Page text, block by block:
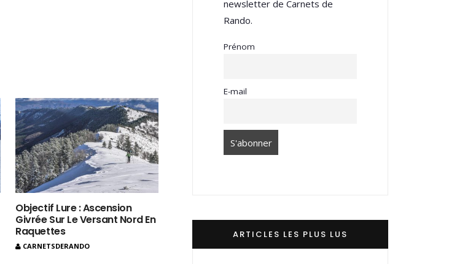
Objectif Lure : Ascension
Givrée Sur Le Versant Nord En
Raquettes
CARNETSDERANDO
newsletter de Carnets de
Rando.
Prénom
E-mail
ARTICLES LES PLUS LUS